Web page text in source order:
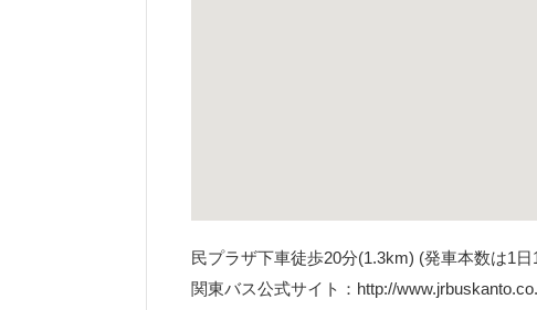
民プラザ下車徒歩20分(1.3km) (発車本数は1
関東バス公式サイト：http://